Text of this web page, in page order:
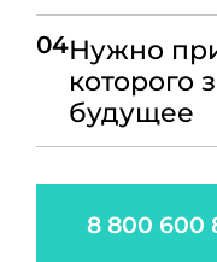
04Нужно
которого
будущее
8 800 600